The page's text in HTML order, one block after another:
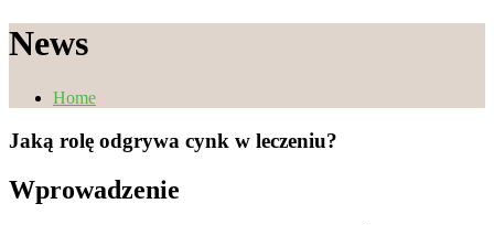
News
Home
Jaką rolę odgrywa cynk w leczeniu?
Wprowadzenie